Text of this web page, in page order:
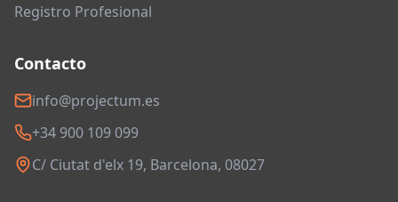
Registro Profesional
Contacto
info@projectum.es
+34 900 109 099
C/ Ciutat d'elx 19, Barcelona, 08027